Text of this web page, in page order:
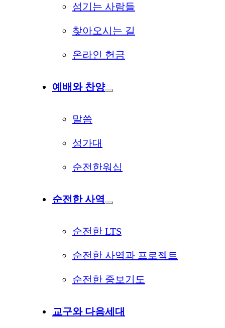
섬기는 사람들
찾아오시는 길
온라인 헌금
예배와 찬양
말씀
성가대
순전한워십
순전한 사역
순전한 LTS
순전한 사역과 프로젝트
순전한 중보기도
교구와 다음세대